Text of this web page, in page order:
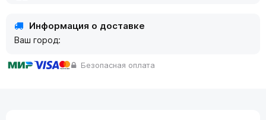
Информация о доставке
Ваш город:
Безопасная оплата